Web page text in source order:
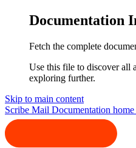
Documentation
Fetch the complete
Use this file to discover all
exploring further.
Skip to main content
Scribe Mail Documentation home